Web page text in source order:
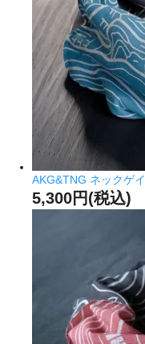
AKG&TNG ネックゲ
5,300円(税込)